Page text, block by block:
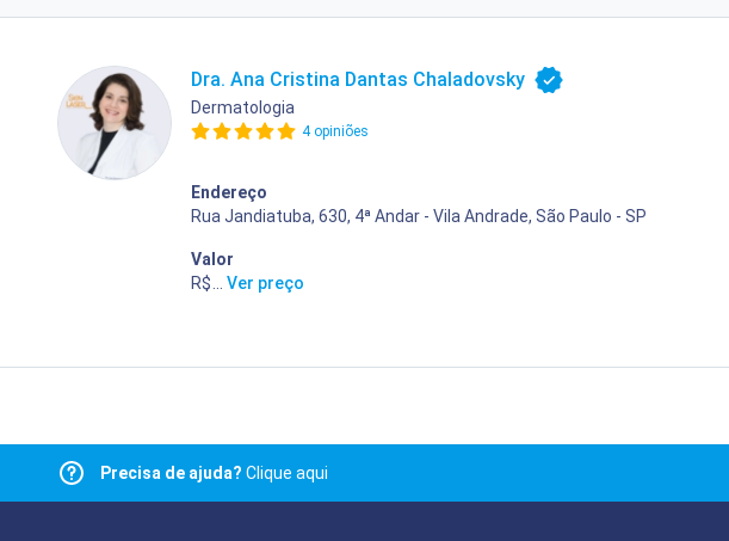
Dra. Ana Cristina Dantas Chaladovsky
Dermatologia
4 opiniões
Endereço
Rua Jandiatuba, 630, 4ª Andar - Vila Andrade, São Paulo - SP
Valor
R$ 400,00
Ver preço
Precisa de ajuda? Clique aqui